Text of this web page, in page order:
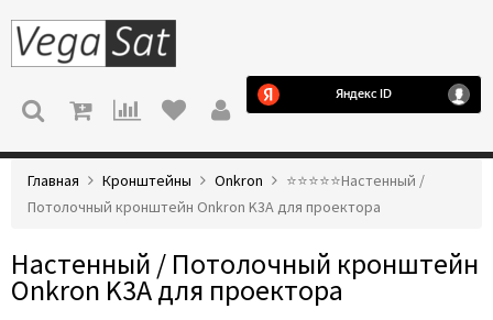
МЕНЮ
Главная Кронштейны Onkron
⭐️⭐️⭐️⭐️⭐️Настенный /
Потолочный кронштейн Onkron K3A для проектора
Настенный / Потолочный кронштейн
Onkron K3A для проектора